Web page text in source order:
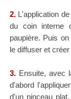
2.L'application de
du coin interne
paupière. Puis
le diffuser et
3.Ensuite, avec
d'abord
d'un pinceau